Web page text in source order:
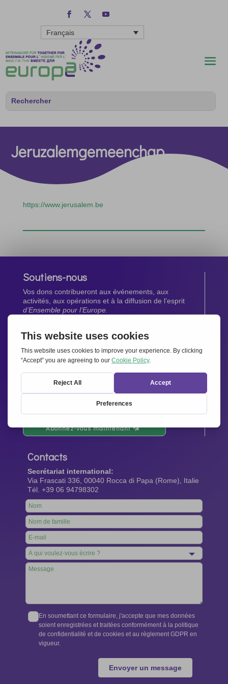
Français
Jeruzalemgemeenchap
https://www.jerusalem.be
Soutiens-nous
Vos dons contribueront aux événements, aux
activités, aux opérations et à la diffusion de l’esprit
d’Ensemble pour l’Europe.
Faites un don maintenant
Newsletter
Restez au courant de toutes les dernières nouvelles
Abonnez-vous maintenant
Contacts
Secrétariat international:
Via Frascati 336, 00040 Rocca di Papa (Rome), Italie
Tél. +39 06 94798302
Leave
this
field
blank
En soumettant ce formulaire, j'accepte que mes données
soient enregistrées et traitées conformément à la politique
de confidentialité et de cookies et au règlement GDPR en
vigueur.
Envoyer un message